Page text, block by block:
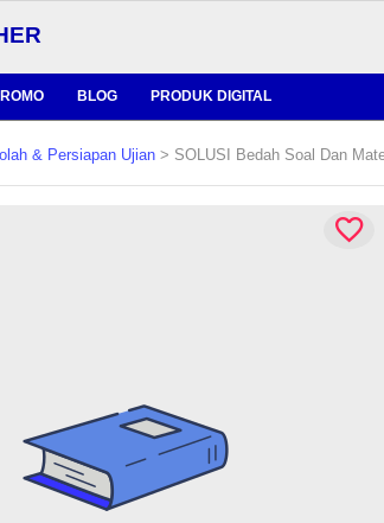
BLOG PRODUK DIGITAL
& Persiapan Ujian > SOLUSI Bedah Soal Dan